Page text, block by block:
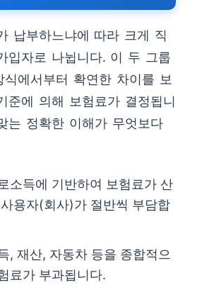
납부하느냐에 따라 크게 직
입자로 나뉩니다. 이 두 그룹
에서부터 확연한 차이를 보
준에 의해 보험료가 결정됩니
는 정확한 이해가 무엇보다
소득에 기반하여 보험료가 산
용자(회사)가 절반씩 부담합
, 재산, 자동차 등을 종합적으
료가 부과됩니다.